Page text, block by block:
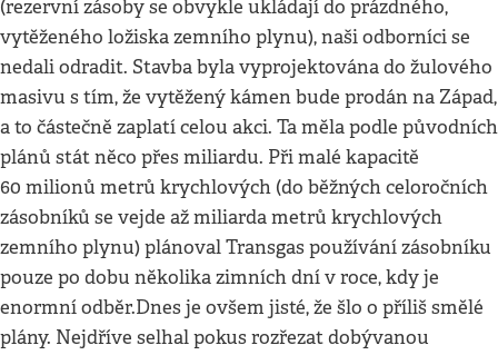
(rezervní zásoby se obvykle ukládají do prázdného,
vytěženého ložiska zemního plynu), naši odborníci se
nedali odradit. Stavba byla vyprojektována do žulového
masivu s tím, že vytěžený kámen bude prodán na Západ,
a to částečně zaplatí celou akci. Ta měla podle původních
plánů stát něco přes miliardu. Při malé kapacitě
60 milionů metrů krychlových (do běžných celoročních
zásobníků se vejde až miliarda metrů krychlových
zemního plynu) plánoval Transgas používání zásobníku
pouze po dobu několika zimních dní v roce, kdy je
enormní odběr.Dnes je ovšem jisté, že šlo o příliš smělé
plány. Nejdříve selhal pokus rozřezat dobývanou